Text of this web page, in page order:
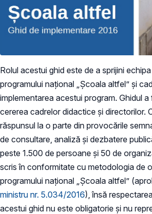
Rolul acestui ghid este de a sprijini
programului național „Școala altfel” și
implementarea acestui program. Ghidul
cererea cadrelor didactice și directorilor.
răspunsul la o parte din provocările
de consultare, analiză și dezbatere
peste 1.500 de persoane și 50 de
scris în conformitate cu metodologia de
programului național „Școala altfel”
ministru nr. 5.034/2016), însă
acestui ghid nu este obligatorie și nu